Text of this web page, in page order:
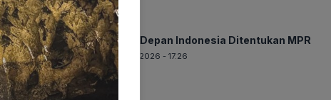
BERITA
Masa Depan Indonesia Ditentukan MPR
06-08-2026 - 17.26